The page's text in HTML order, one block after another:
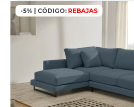
-5% | CÓDIGO: REBAJAS